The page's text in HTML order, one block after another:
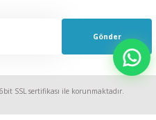
Gönder
SSL sertifikası ile korunmaktadır.